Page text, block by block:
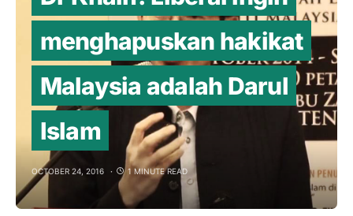
menghapuskan hakikat
Malaysia adalah Darul
Islam
OCTOBER 24, 2016 1 MINUTE READ